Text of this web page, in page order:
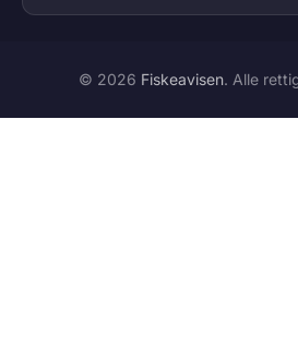
© 2026 Fiskeavisen. Alle